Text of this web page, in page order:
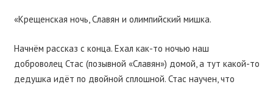
«Крещенская ночь, Славян и олимпийский мишка.
Начнём рассказ с конца. Ехал как-то ночью наш
доброволец Стас (позывной «Славян») домой, а тут какой-то
дедушка идёт по двойной сплошной. Стас научен, что